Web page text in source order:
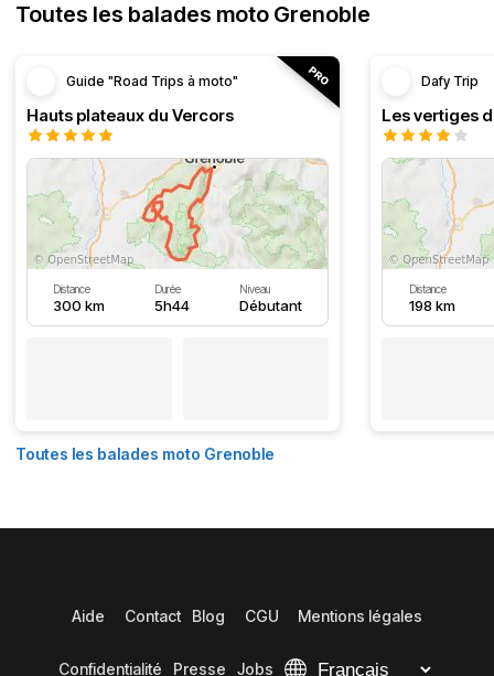
Toutes les balades moto Grenoble
Guide "Road Trips à moto"
Hauts plateaux du Vercors
Distance
300 km
Durée
5h44
Niveau
Débutant
Dafy Trip
Les vertiges
Distance
198 km
Toutes les balades moto Grenoble
Aide Contact Blog CGU Mentions légales
Confidentialité Presse Jobs